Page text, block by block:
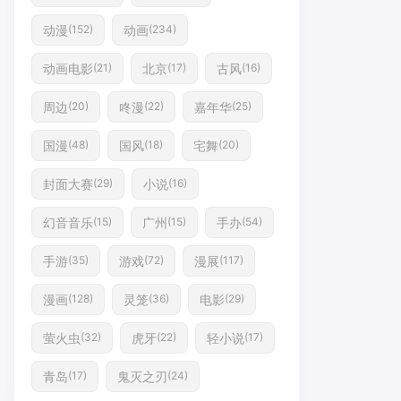
动漫(152) 动画(234)
动画电影(21) 北京(17) 古风(16)
周边 (20) 咚漫(22) 嘉年华(25)
国漫(48) 国风(18) 宅舞(20)
封面大赛(29) 小说(16)
幻音音乐(15) 广州 (15) 手办(54)
手游(35) 游戏(72) 漫展(117)
漫画(128) 灵笼(36) 电影(29)
萤火虫 (32) 虎牙(22) 轻小说(17)
青岛(17) 鬼灭之刃(24)